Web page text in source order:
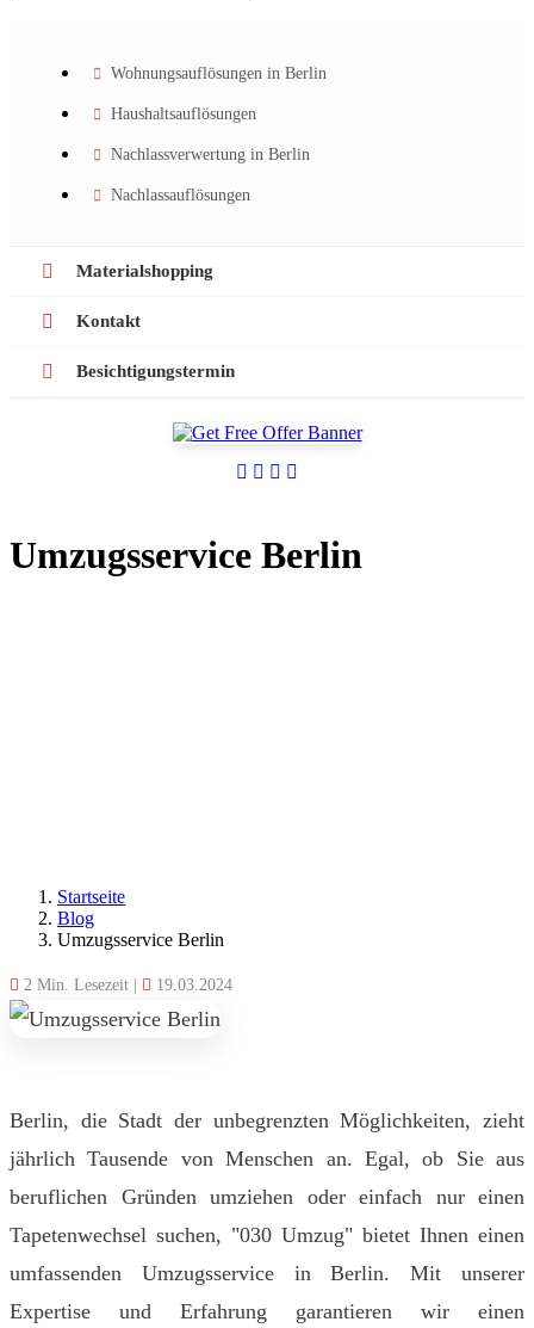
Wohnungsauflösungen in Berlin
Haushaltsauflösungen
Nachlassverwertung in Berlin
Nachlassauflösungen
Materialshopping
Kontakt
Besichtigungstermin
Umzugsservice Berlin
Startseite
Blog
Umzugsservice Berlin
2 Min. Lesezeit | 19.03.2024
Berlin, die Stadt der unbegrenzten Möglichkeiten, zieht
jährlich Tausende von Menschen an. Egal, ob Sie aus
beruflichen Gründen umziehen oder einfach nur einen
Tapetenwechsel suchen, "030 Umzug" bietet Ihnen einen
umfassenden Umzugsservice in Berlin. Mit unserer
Expertise und Erfahrung garantieren wir einen